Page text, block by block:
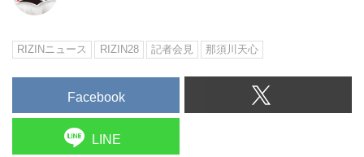
RIZINニュース RIZIN28 記者会見 那須川天心
Facebook
LINE